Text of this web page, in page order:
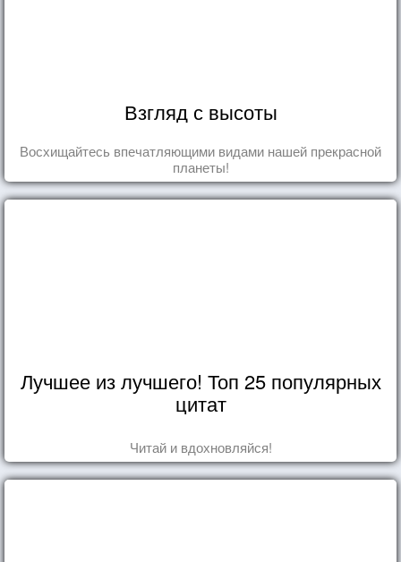
Взгляд с высоты
Восхищайтесь впечатляющими видами нашей прекрасной
планеты!
Лучшее из лучшего! Топ 25 популярных
цитат
Читай и вдохновляйся!